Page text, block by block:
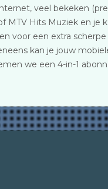
veel bekeken
MTV Hits Muziek en je
voor een extra scherpe
kan je jouw
we een 4-in-1